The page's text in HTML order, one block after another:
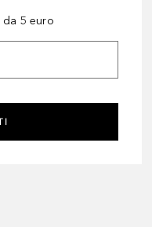
da 5 euro